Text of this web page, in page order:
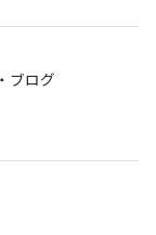
ブログ